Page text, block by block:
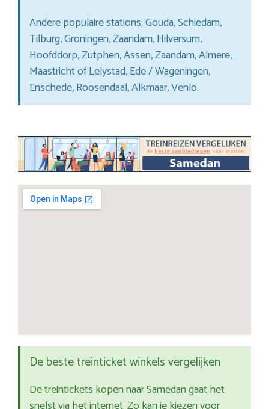
Andere populaire stations: Gouda, Schiedam,
Tilburg, Groningen, Zaandam, Hilversum,
Hoofddorp, Zutphen, Assen, Zaandam, Almere,
Maastricht of Lelystad, Ede / Wageningen,
Enschede, Roosendaal, Alkmaar, Venlo.
De beste treinticket winkels vergelijken
De treintickets kopen naar Samedan gaat het